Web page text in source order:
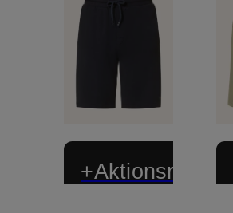
+Aktionsrabatt